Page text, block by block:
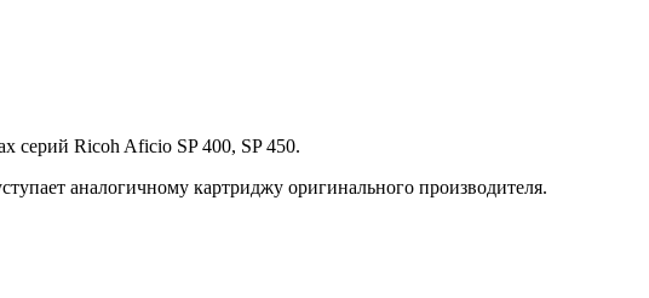
серий Ricoh Aficio SP 400, SP 450.
аналогичному картриджу оригинального производителя.